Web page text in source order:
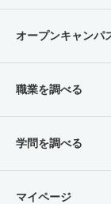
オープンキャンパ
職業を調べる
学問を調べる
マイページ